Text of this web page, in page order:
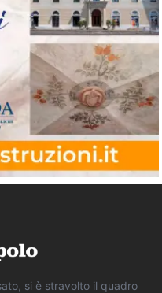
si è stravolto il quadro